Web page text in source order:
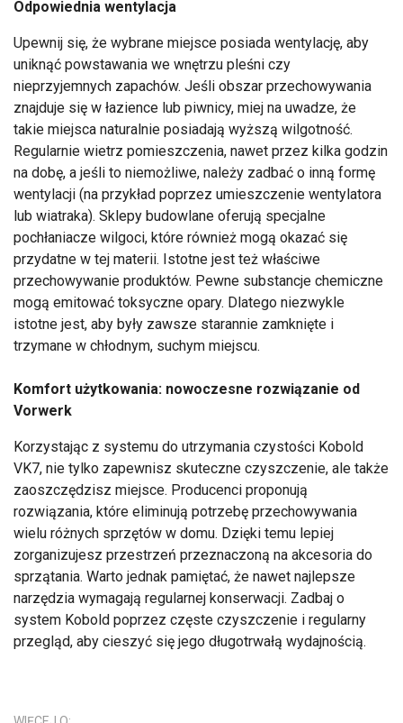
Odpowiednia wentylacja
Upewnij się, że wybrane miejsce posiada wentylację, aby
uniknąć powstawania we wnętrzu pleśni czy
nieprzyjemnych zapachów. Jeśli obszar przechowywania
znajduje się w łazience lub piwnicy, miej na uwadze, że
takie miejsca naturalnie posiadają wyższą wilgotność.
Regularnie wietrz pomieszczenia, nawet przez kilka godzin
na dobę, a jeśli to niemożliwe, należy zadbać o inną formę
wentylacji (na przykład poprzez umieszczenie wentylatora
lub wiatraka). Sklepy budowlane oferują specjalne
pochłaniacze wilgoci, które również mogą okazać się
przydatne w tej materii. Istotne jest też właściwe
przechowywanie produktów. Pewne substancje chemiczne
mogą emitować toksyczne opary. Dlatego niezwykle
istotne jest, aby były zawsze starannie zamknięte i
trzymane w chłodnym, suchym miejscu.
Komfort użytkowania: nowoczesne rozwiązanie od
Vorwerk
Korzystając z systemu do utrzymania czystości Kobold
VK7, nie tylko zapewnisz skuteczne czyszczenie, ale także
zaoszczędzisz miejsce. Producenci proponują
rozwiązania, które eliminują potrzebę przechowywania
wielu różnych sprzętów w domu. Dzięki temu lepiej
zorganizujesz przestrzeń przeznaczoną na akcesoria do
sprzątania. Warto jednak pamiętać, że nawet najlepsze
narzędzia wymagają regularnej konserwacji. Zadbaj o
system Kobold poprzez częste czyszczenie i regularny
przegląd, aby cieszyć się jego długotrwałą wydajnością.